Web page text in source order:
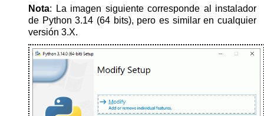
Nota: La imagen siguiente corresponde al instalador
de Python 3.14 (64 bits), pero es similar en cualquier
versión 3.X.